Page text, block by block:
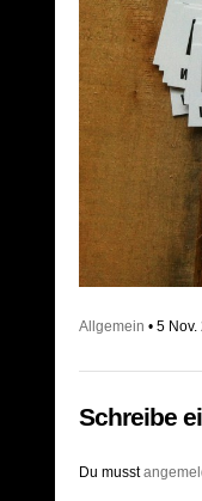
Allgemein • 5
Schreibe
Du musst